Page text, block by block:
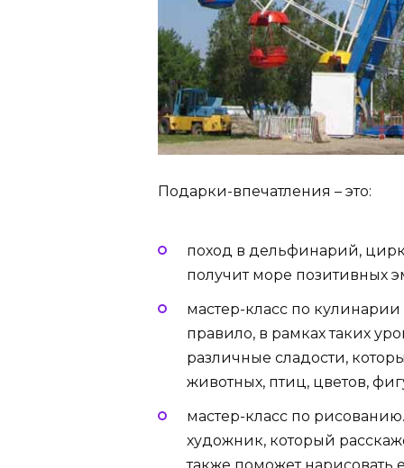
Подарки-впечатления – это:
поход в дельфинарий,
получит море позитивных
мастер-класс по
правило, в рамках таких
различные сладости,
животных, птиц, цветов,
мастер-класс по
художник, который